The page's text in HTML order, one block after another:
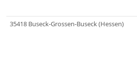
35418 Buseck-Grossen-Buseck (Hessen)